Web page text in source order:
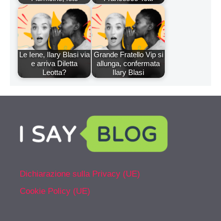
Le Iene, Ilary Blasi via
e arriva Diletta
Leotta?
Grande Fratello Vip si
allunga, confermata
Ilary Blasi
Dichiarazione sulla Privacy (UE)
Cookie Policy (UE)